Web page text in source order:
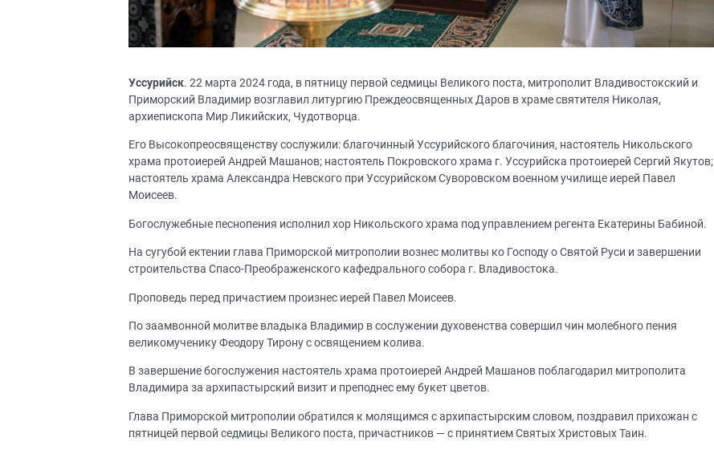
Уссурийск. 22 марта 2024 года, в пятницу первой седмицы Великого поста, митрополит Владивостокский и
Приморский Владимир возглавил литургию Преждеосвященных Даров в храме святителя Николая,
архиепископа Мир Ликийских, Чудотворца.
Его Высокопреосвященству сослужили: благочинный Уссурийского благочиния, настоятель Никольского
храма протоиерей Андрей Машанов; настоятель Покровского храма г. Уссурийска протоиерей Сергий Якутов;
настоятель храма Александра Невского при Уссурийском Суворовском военном училище иерей Павел
Моисеев.
Богослужебные песнопения исполнил хор Никольского храма под управлением регента Екатерины Бабиной.
На сугубой ектении глава Приморской митрополии вознес молитвы ко Господу о Святой Руси и завершении
строительства Спасо-Преображенского кафедрального собора г. Владивостока.
Проповедь перед причастием произнес иерей Павел Моисеев.
По заамвонной молитве владыка Владимир в сослужении духовенства совершил чин молебного пения
великомученику Феодору Тирону с освящением колива.
В завершение богослужения настоятель храма протоиерей Андрей Машанов поблагодарил митрополита
Владимира за архипастырский визит и преподнес ему букет цветов.
Глава Приморской митрополии обратился к молящимся с архипастырским словом, поздравил прихожан с
пятницей первой седмицы Великого поста, причастников — с принятием Святых Христовых Таин.